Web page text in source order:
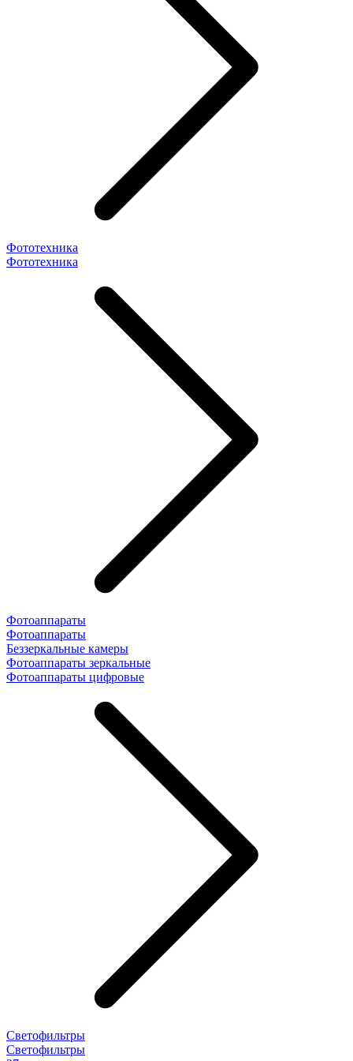
Фототехника
Фототехника
Фотоаппараты
Фотоаппараты
Беззеркальные камеры
Фотоаппараты зеркальные
Фотоаппараты цифровые
Светофильтры
Светофильтры